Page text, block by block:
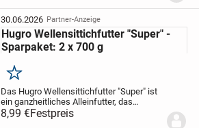
verschiedenen...
30.06.2026 Partner-Anzeige
Hugro Wellensittichfutter "Super" -
Sparpaket: 2 x 700 g
Merken
Das Hugro Wellensittichfutter "Super" ist
ein ganzheitliches Alleinfutter, das
speziell für die Bedürfnisse deiner
Wellensittiche entwickelt wurde. Diese
8,99 €Festpreis